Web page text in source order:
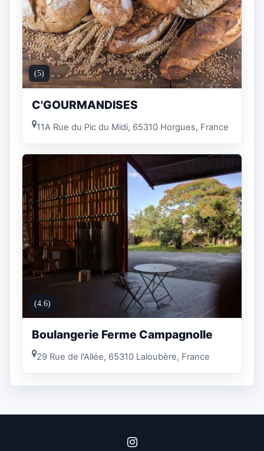
(5)
C'GOURMANDISES
11A Rue du Pic du Midi, 65310 Horgues, France
(4.6)
Boulangerie Ferme Campagnolle
29 Rue de l'Allée, 65310 Laloubère, France